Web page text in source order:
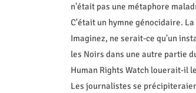
n'était pas une métaphore
C'était un hymne génocidaire.
Imaginez, ne serait-ce qu'un
les Noirs dans une autre partie
Human Rights Watch louerait-il
Les journalistes se